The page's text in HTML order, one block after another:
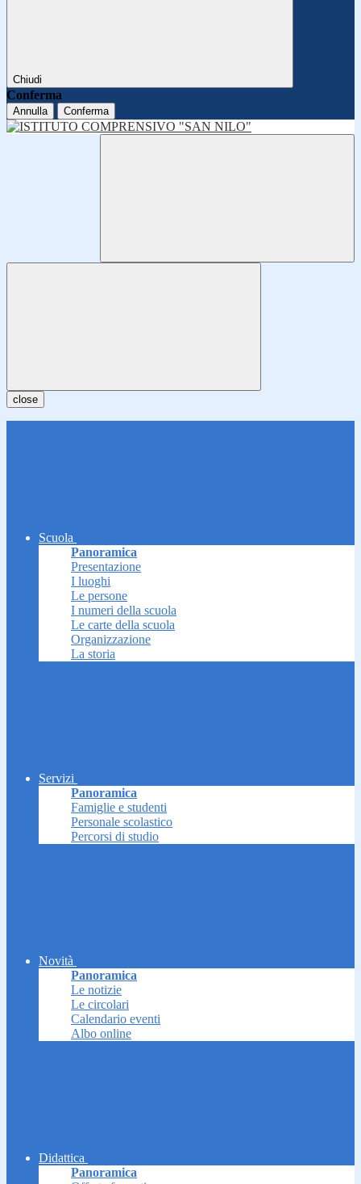
Chiudi
Conferma
Annulla Conferma
close
Scuola
Panoramica
Presentazione
I luoghi
Le persone
I numeri della scuola
Le carte della scuola
Organizzazione
La storia
Servizi
Panoramica
Famiglie e studenti
Personale scolastico
Percorsi di studio
Novità
Panoramica
Le notizie
Le circolari
Calendario eventi
Albo online
Didattica
Panoramica